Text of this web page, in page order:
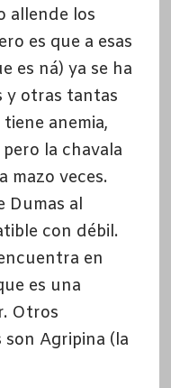
allende los
es que a esas
es ná) ya se ha
y otras tantas
anemia,
la chavala
mazo veces.
Dumas al
con débil.
en
es una
Otros
Agripina (la